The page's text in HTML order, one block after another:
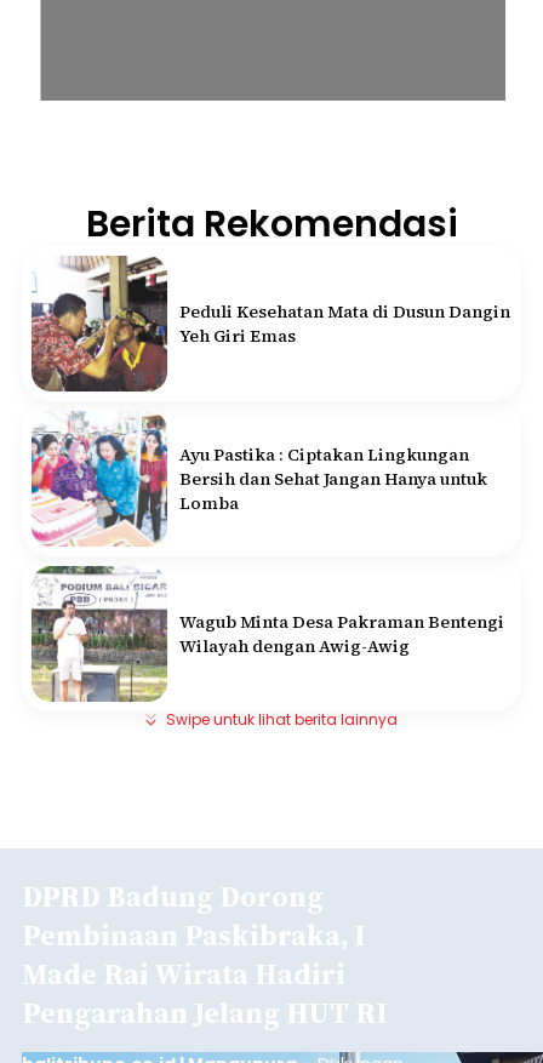
Berita Rekomendasi
Peduli Kesehatan Mata di Dusun Dangin
Yeh Giri Emas
Ayu Pastika : Ciptakan Lingkungan
Bersih dan Sehat Jangan Hanya untuk
Lomba
Wagub Minta Desa Pakraman Bentengi
Wilayah dengan Awig-Awig
Swipe untuk lihat berita lainnya
DPRD Badung Dorong
Pembinaan Paskibraka, I
Made Rai Wirata Hadiri
Pengarahan Jelang HUT RI